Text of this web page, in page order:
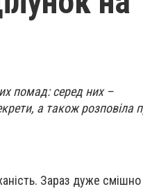
помад: серед них –
а також розповіла
Зараз дуже смішно